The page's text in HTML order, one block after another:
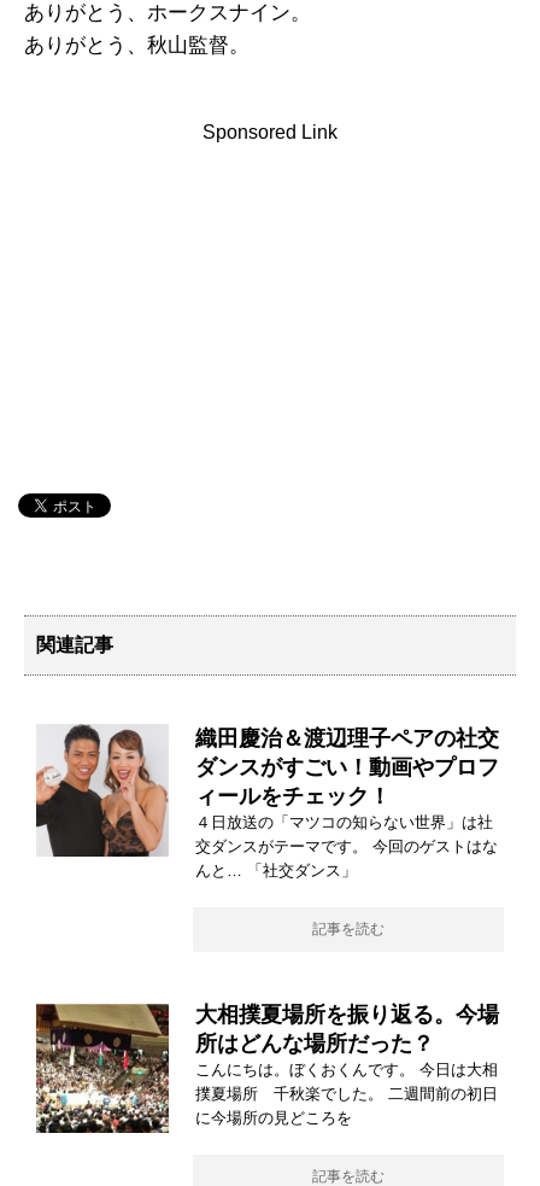
ありがとう、ホークスナイン。
ありがとう、秋山監督。
Sponsored Link
関連記事
織田慶治＆渡辺理子ペアの社交
ダンスがすごい！動画やプロフ
ィールをチェック！
４日放送の「マツコの知らない世界」は社
交ダンスがテーマです。 今回のゲストはな
んと… 「社交ダンス」
記事を読む
大相撲夏場所を振り返る。今場
所はどんな場所だった？
こんにちは。ぼくおくんです。 今日は大相
撲夏場所 千秋楽でした。 二週間前の初日
に今場所の見どころを
記事を読む